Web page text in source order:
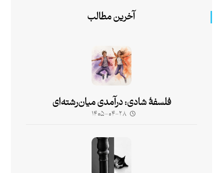
آخرین مطالب
فلسفۀ شادی: درآمدی میان‌رشته‌ای
۱۴۰۵-۰۴-۲۸